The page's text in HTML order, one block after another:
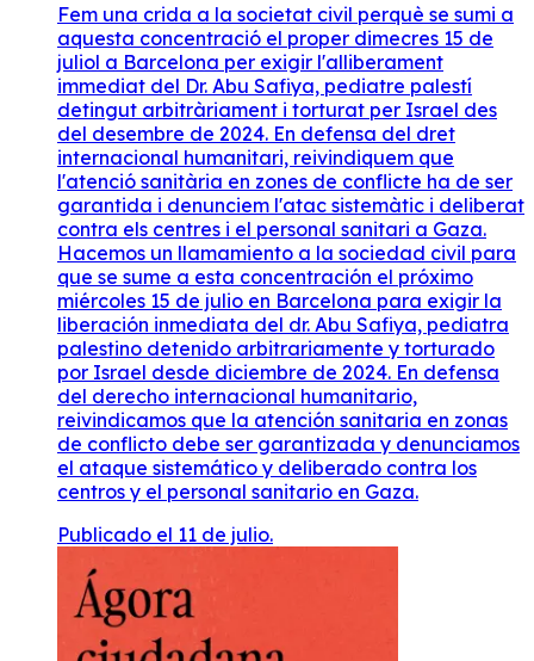
Fem una crida a la societat civil perquè se sumi a
aquesta concentració el proper dimecres 15 de
juliol a Barcelona per exigir l'alliberament
immediat del Dr. Abu Safiya, pediatre palestí
detingut arbitràriament i torturat per Israel des
del desembre de 2024. En defensa del dret
internacional humanitari, reivindiquem que
l'atenció sanitària en zones de conflicte ha de ser
garantida i denunciem l'atac sistemàtic i deliberat
contra els centres i el personal sanitari a Gaza.
Hacemos un llamamiento a la sociedad civil para
que se sume a esta concentración el próximo
miércoles 15 de julio en Barcelona para exigir la
liberación inmediata del dr. Abu Safiya, pediatra
palestino detenido arbitrariamente y torturado
por Israel desde diciembre de 2024. En defensa
del derecho internacional humanitario,
reivindicamos que la atención sanitaria en zonas
de conflicto debe ser garantizada y denunciamos
el ataque sistemático y deliberado contra los
centros y el personal sanitario en Gaza.
Publicado el 11 de julio.